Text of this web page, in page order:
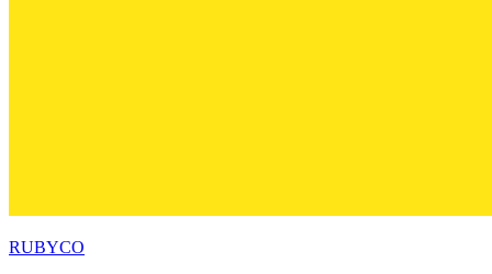
RUBYCO